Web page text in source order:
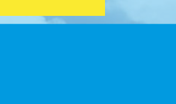
Időpontok és árak